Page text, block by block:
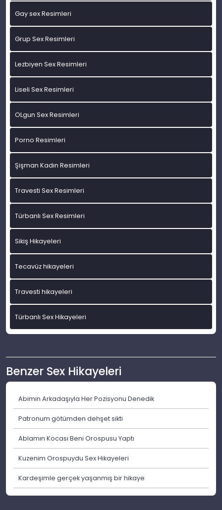
Gay sex Resimleri
Grup Sex Resimleri
Lezbiyen Sex Resimleri
Liseli Sex Resimleri
OLgun Sex Resimleri
Porno Resimleri
Şişman Kadın Resimleri
Travesti Sex Resimleri
Türbanlı Sex Resimleri
Sikiş Hikayeleri
Tecavüz hikayeleri
Travesti hikayeleri
Türbanlı Sex Hikayeleri
Benzer Sex Hikayeleri
Abimin Arkadaşıyla Her Pozisyonu Denedik
Patronum götümden dehşet sikti
Ablamın Kocası Beni Orospusu Yaptı
Kuzenim Orospuydu Sex Hikayeleri
Kardeşimle gerçek yaşanmış bir hikaye